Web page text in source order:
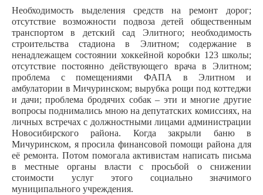
Необходимость выделения средств на ремонт дорог;
отсутствие возможности подвоза детей общественным
транспортом в детский сад Элитного; необходимость
строительства стадиона в Элитном; содержание в
ненадлежащем состоянии хоккейной коробки 123 школы;
отсутствие постоянно действующего врача в Элитном;
проблема с помещениями ФАПА в Элитном и
амбулатории в Мичуринском; вырубка рощи под коттеджи
и дачи; проблема бродячих собак – эти и многие другие
вопросы поднимались мною на депутатских комиссиях, на
личных встречах с должностными лицами администрации
Новосибирского района. Когда закрыли баню в
Мичуринском, я просила финансовой помощи района для
её ремонта. Потом помогала активистам написать письма
в местные органы власти с просьбой о снижении
стоимости услуг этого социально значимого
муниципального учреждения.